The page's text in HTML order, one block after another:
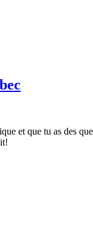
et que tu as des